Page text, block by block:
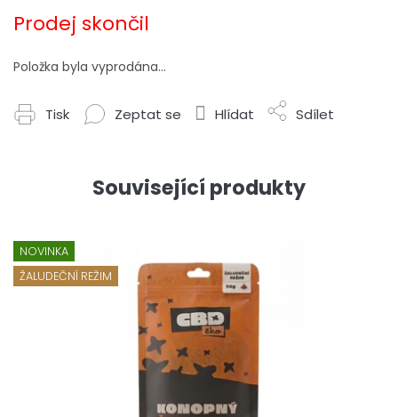
cena:
Prodej skončil
Položka byla vyprodána…
Tisk Zeptat se Hlídat Sdílet
Související produkty
NOVINKA
ŽALUDEČNÍ REŽIM